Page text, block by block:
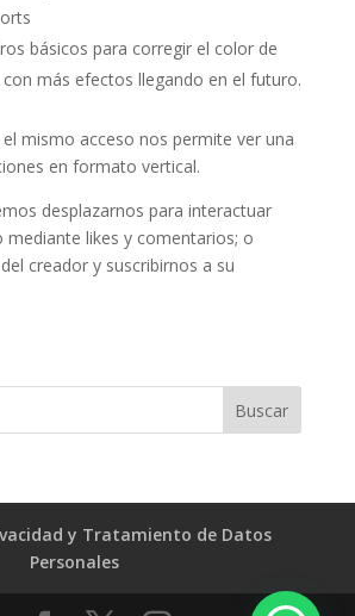
básicos para corregir el color de
más efectos llegando en el futuro.
mismo acceso nos permite ver una
en formato vertical.
desplazarnos para interactuar
mediante likes y comentarios; o
creador y suscribirnos a su
y Tratamiento de Datos
Personales